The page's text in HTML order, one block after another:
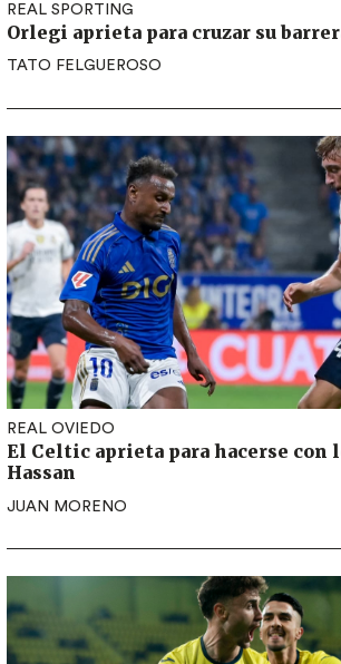
REAL SPORTING
Orlegi aprieta para cruzar su
TATO FELGUEROSO
REAL OVIEDO
El Celtic aprieta para hacerse con
Hassan
JUAN MORENO